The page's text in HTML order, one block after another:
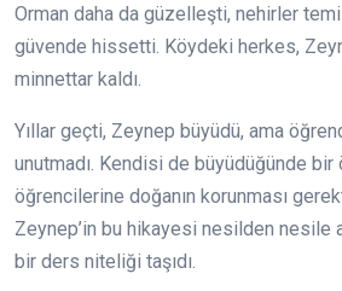
Orman daha da güzelleşti, nehirler
güvende hissetti. Köydeki herkes,
minnettar kaldı.
Yıllar geçti, Zeynep büyüdü, ama
unutmadı. Kendisi de büyüdüğünde
öğrencilerine doğanın korunması
Zeynep’in bu hikayesi nesilden nesile
bir ders niteliği taşıdı.